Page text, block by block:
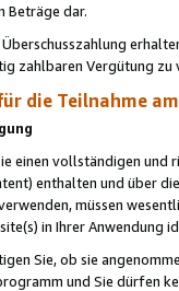
Beträge dar.
zahlbaren Vergütung zu
die Teilnahme
einen vollständigen
enthalten und über
müssen
in Ihrer Anwendung
Sie, ob sie
und Sie dürfen